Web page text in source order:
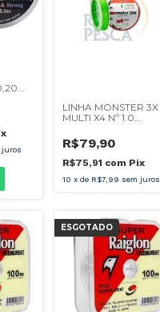
juros
LINHA MONSTER 3X
MULTI X4 Nº 1.0
R$79,90
R$75,91 com Pix
10 x de R$7,99 sem juros
ESGOTADO